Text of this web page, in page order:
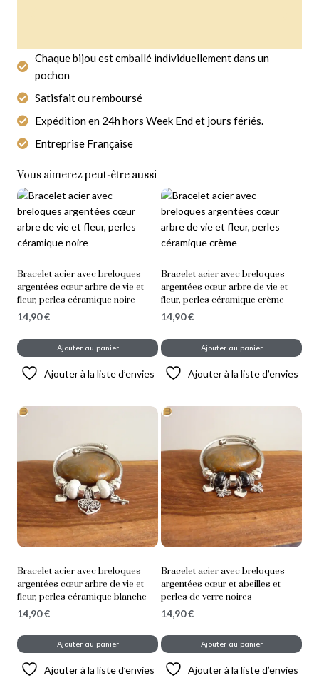
Livraison Gratuite
À partir de 14,90 € d'achat
Chaque bijou est emballé individuellement dans un
pochon
Satisfait ou remboursé
Expédition en 24h hors Week End et jours fériés.
Entreprise Française
Vous aimerez peut-être aussi…
Bracelet acier avec breloques
argentées cœur arbre de vie et
fleur, perles céramique noire
14,90€
Ajouter au panier
Ajouter à la liste d’envies
Bracelet acier avec breloques
argentées cœur arbre de vie et
fleur, perles céramique crème
14,90€
Ajouter au panier
Ajouter à la liste d’envies
Bracelet acier avec breloques
argentées cœur arbre de vie et
fleur, perles céramique blanche
14,90€
Ajouter au panier
Ajouter à la liste d’envies
Bracelet acier avec breloques
argentées cœur et abeilles et
perles de verre noires
14,90€
Ajouter au panier
Ajouter à la liste d’envies